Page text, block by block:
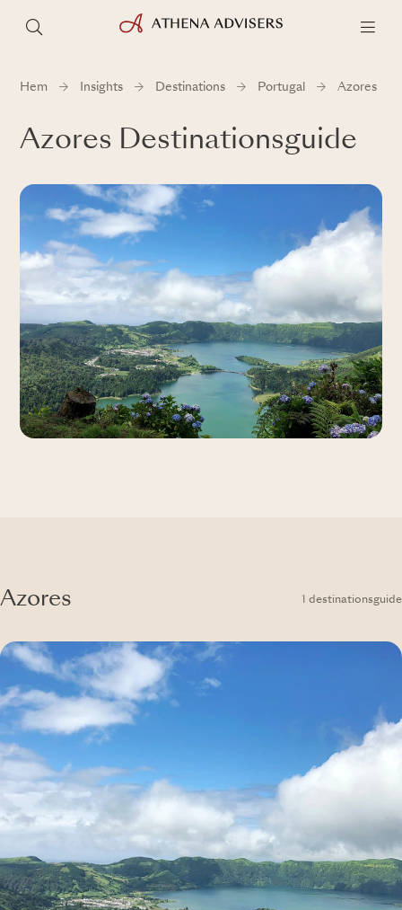
Hem Insights Destinations Portugal Azores
Azores Destinationsguide
Azores 1 destinationsguide